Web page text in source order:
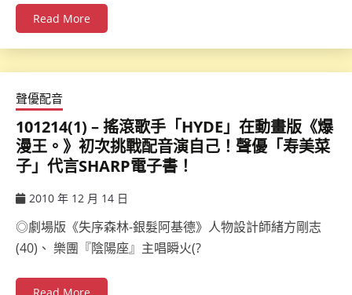
Read More
聲優配音
101214(1) – 搖滾歌手「HYDE」在動畫版《爆
漫王。》初次挑戰配音演自己！聲優「寿美菜
子」代言SHARP電子書！
2010 年 12 月 14 日
◎劇場版《失序森林-銀髮阿基德》人物設計師緒方剛志
(40)、 樂團『陰陽座』主唱瞬火(?